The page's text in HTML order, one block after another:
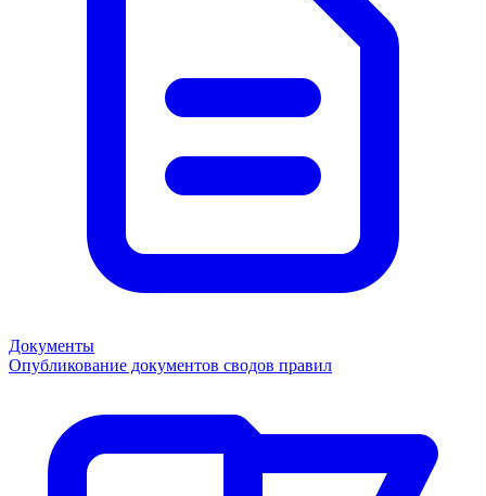
Документы
Опубликование документов сводов правил